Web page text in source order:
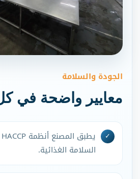
الجودة والسلامة
معايير واضحة في
السلامة الغذائية.